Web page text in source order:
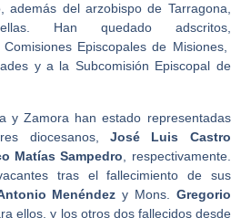
, además del arzobispo de Tarragona,
. Han quedado adscritos,
Episcopales de Misiones,
y a la Subcomisión Episcopal de
y Zamora han estado representadas
diocesanos, José Luis Castro
Matías Sampedro , respectivamente.
tras el fallecimiento de sus
Menéndez y Mons. Gregorio
ellos, y los otros dos fallecidos desde